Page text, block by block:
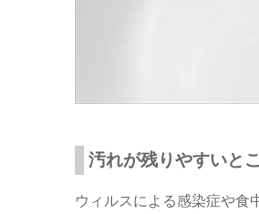
汚れが残りやすいと
ウィルスによる感染症や食